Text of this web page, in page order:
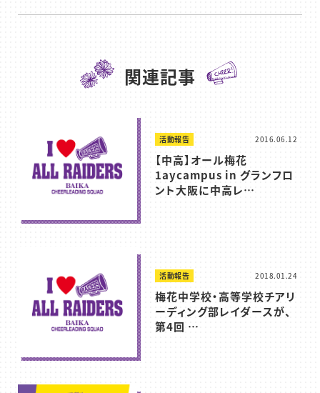
関連記事
活動報告 2016.06.12
【中高】オール梅花
1aycampus in グランフロ
ント大阪に中高レ…
活動報告 2018.01.24
梅花中学校・高等学校チアリ
ーディング部レイダースが、
第4回 …